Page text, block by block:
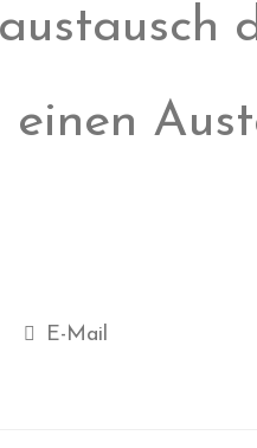
einen
E-Mail